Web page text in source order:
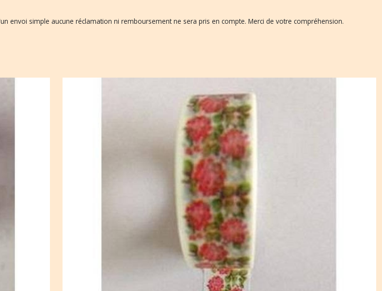
envoi simple aucune réclamation ni remboursement ne sera pris en compte. Merci de votre compréhension.